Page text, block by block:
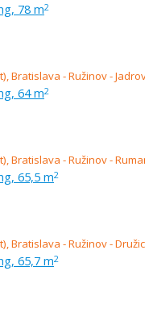
78 m2
64 m2
65,5 m2
65,7 m2